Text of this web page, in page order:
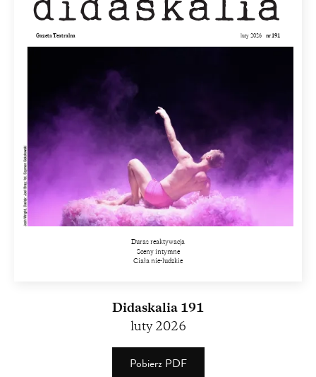
Gazeta Teatralna luty 2026 nr 191
Duras reaktywacja
Sceny intymne
Ciała nie-ludzkie
Didaskalia 191
luty 2026
Pobierz PDF